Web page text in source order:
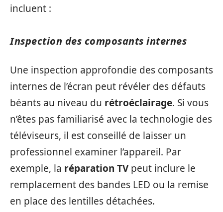
incluent :
Inspection des composants internes
Une inspection approfondie des composants
internes de l’écran peut révéler des défauts
béants au niveau du rétroéclairage. Si vous
n’êtes pas familiarisé avec la technologie des
téléviseurs, il est conseillé de laisser un
professionnel examiner l’appareil. Par
exemple, la réparation TVpeut inclure le
remplacement des bandes LED ou la remise
en place des lentilles détachées.